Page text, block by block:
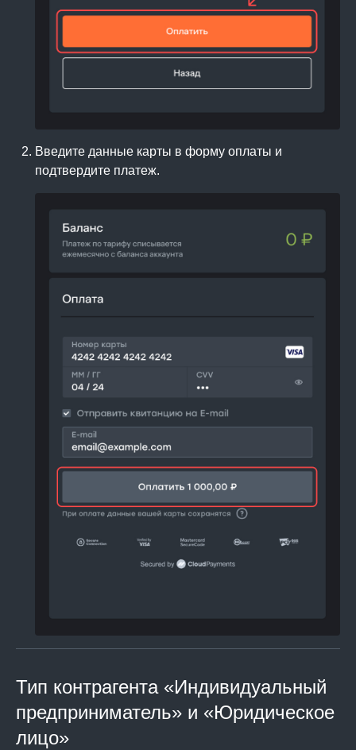
Введите данные карты в форму оплаты и
подтвердите платеж.
Тип контрагента «Индивидуальный
предприниматель» и «Юридическое
лицо»